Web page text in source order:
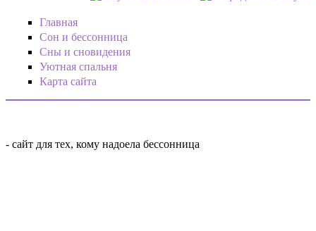
Главная
Сон и бессонница
Сны и сновидения
Уютная спальня
Карта сайта
logo_small.png
- сайт для тех, кому надоела бессонница